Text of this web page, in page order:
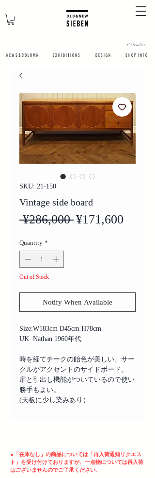
N E W S & C O L U M N
Calendar
​E X H I B I T I O N S D E S I G N S H O P I N F O
SKU: 21-150
Vintage side board
¥286,000 Regular
¥171,600
Quantity *
Out of Stock
Notify When Available
Size:W183cm D45cm H78cm
UK Nathan 1960年代
時を経てチークの飴色が美しい、サー
クルがアクセントのサイドボード。
扉と引出し機能がついているので使い
勝手もよい。
(天板に少し染みあり）
● 「在庫なし」の商品については「再入荷通知リクエス
ト」を受け付けておりますが、一点物については再入荷
はございませんのでご了承ください。